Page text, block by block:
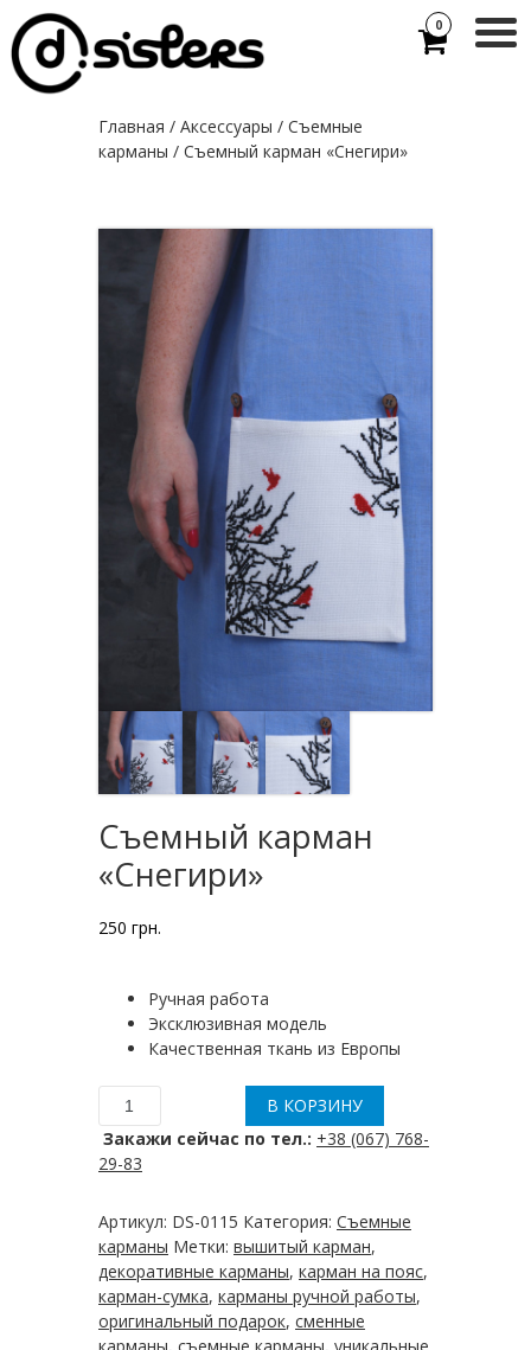
0
Главная / Аксессуары / Съемные
карманы / Съемный карман «Снегири»
Съемный карман
«Снегири»
250 грн.
Ручная работа
Эксклюзивная модель
Качественная ткань из Европы
Количество
товара
Съемный
В КОРЗИНУ
Закажи сейчас по тел.: +38 (067) 768-
29-83
Артикул: DS-0115 Категория: Съемные
карманы Метки: вышитый карман,
декоративные карманы, карман на пояс,
карман-сумка, карманы ручной работы,
оригинальный подарок, сменные